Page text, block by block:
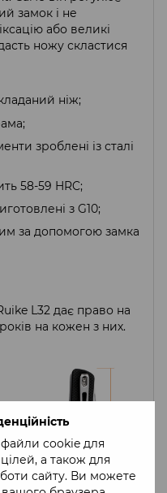
cookie для
а також для
сайту. Ви можете
замок і не
або великі
ножу скластися
ніж;
зроблені із сталі
58-59 HRC;
з G10;
за допомогою замка
L32 дає право на
на кожен з них.